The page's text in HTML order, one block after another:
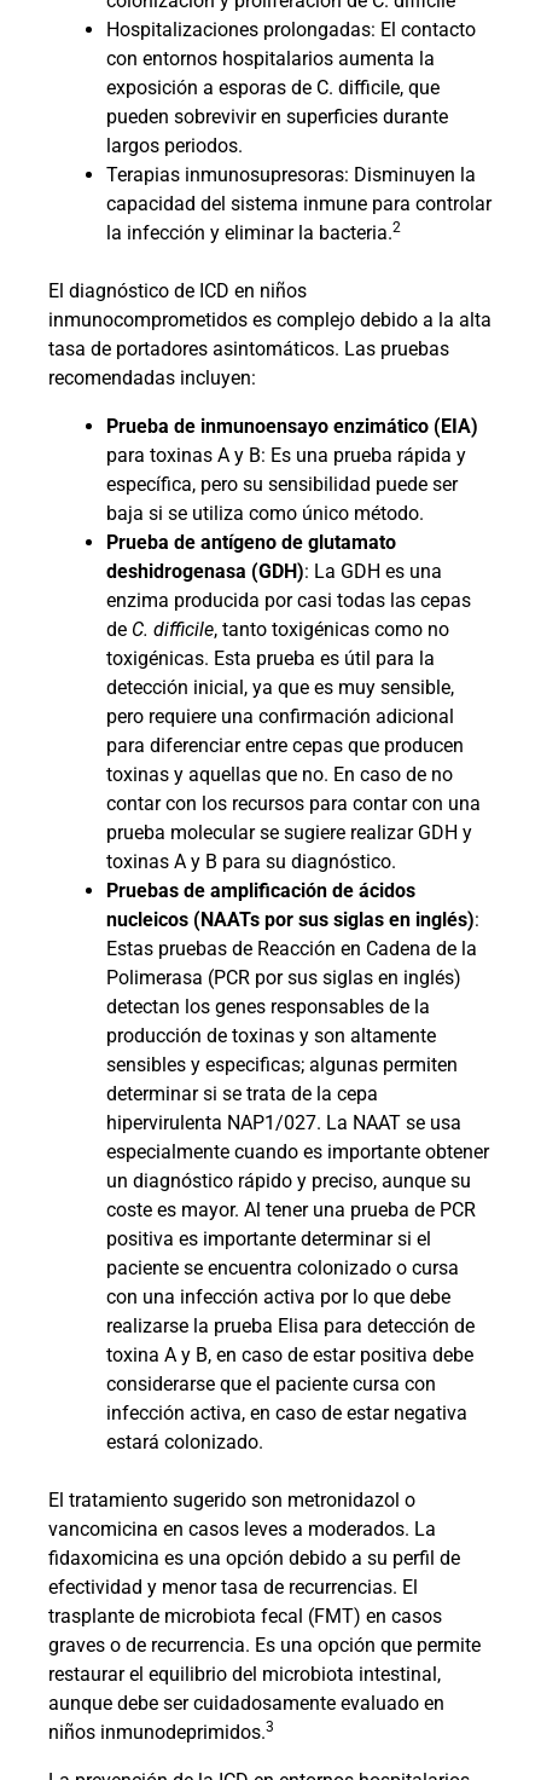
Hospitalizaciones prolongadas: El contacto
con entornos hospitalarios aumenta la
exposición a esporas de C. difficile, que
pueden sobrevivir en superficies durante
largos periodos.
Terapias inmunosupresoras: Disminuyen la
capacidad del sistema inmune para controlar
la infección y eliminar la bacteria.2
El diagnóstico de ICD en niños
inmunocomprometidos es complejo debido a la alta
tasa de portadores asintomáticos. Las pruebas
recomendadas incluyen:
Prueba de inmunoensayo enzimático (EIA)
para toxinas A y B: Es una prueba rápida y
específica, pero su sensibilidad puede ser
baja si se utiliza como único método.
Prueba de antígeno de glutamato
deshidrogenasa (GDH): La GDH es una
enzima producida por casi todas las cepas
de C. difficile, tanto toxigénicas como no
toxigénicas. Esta prueba es útil para la
detección inicial, ya que es muy sensible,
pero requiere una confirmación adicional
para diferenciar entre cepas que producen
toxinas y aquellas que no. En caso de no
contar con los recursos para contar con una
prueba molecular se sugiere realizar GDH y
toxinas A y B para su diagnóstico.
Pruebas de amplificación de ácidos
nucleicos (NAATs por sus siglas en inglés):
Estas pruebas de Reacción en Cadena de la
Polimerasa (PCR por sus siglas en inglés)
detectan los genes responsables de la
producción de toxinas y son altamente
sensibles y especificas; algunas permiten
determinar si se trata de la cepa
hipervirulenta NAP1/027. La NAAT se usa
especialmente cuando es importante obtener
un diagnóstico rápido y preciso, aunque su
coste es mayor. Al tener una prueba de PCR
positiva es importante determinar si el
paciente se encuentra colonizado o cursa
con una infección activa por lo que debe
realizarse la prueba Elisa para detección de
toxina A y B, en caso de estar positiva debe
considerarse que el paciente cursa con
infección activa, en caso de estar negativa
estará colonizado.
El tratamiento sugerido son metronidazol o
vancomicina en casos leves a moderados. La
fidaxomicina es una opción debido a su perfil de
efectividad y menor tasa de recurrencias. El
trasplante de microbiota fecal (FMT) en casos
graves o de recurrencia. Es una opción que permite
restaurar el equilibrio del microbiota intestinal,
aunque debe ser cuidadosamente evaluado en
niños inmunodeprimidos.3